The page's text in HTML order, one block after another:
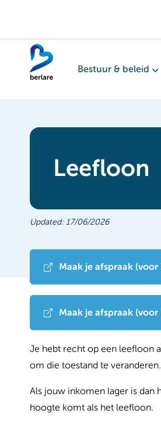
naar
Bestuur & beleid
Leefloon
Updated: 17/06/2026
Maak je afspraak
Maak je afspraak
Je hebt recht op een leefloon
om die toestand te veranderen.
Als jouw inkomen lager is dan
hoogte komt als het leefloon.